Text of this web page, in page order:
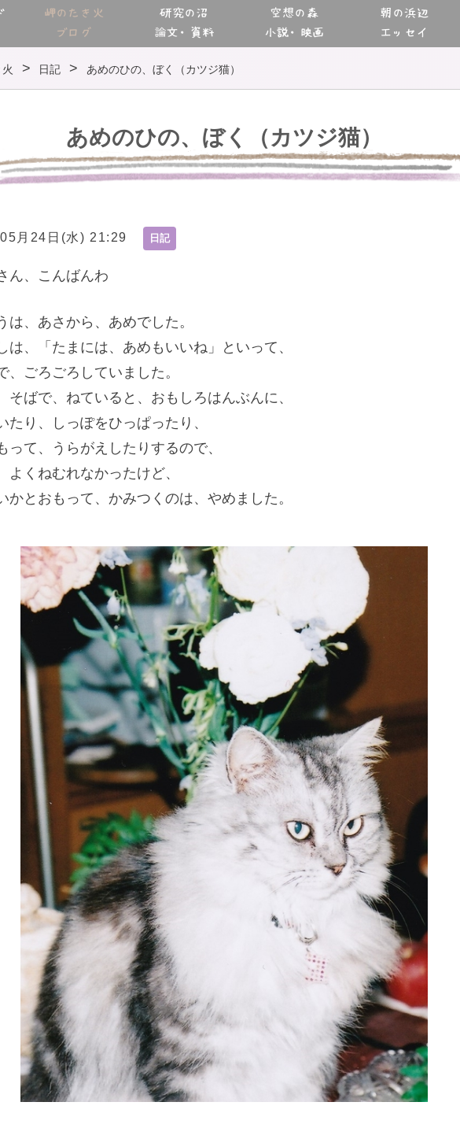
岬のたき火
ブログ
研究の沼
論文・資料
空想の森
小説・映画
朝の浜辺
エッセイ
日記 あめのひの、ぼく（カツジ猫）
あめのひの、ぼく（カツジ猫）
月24日(水) 21:29 日記
ん、こんばんわ
は、あさから、あめでした。
は、「たまには、あめもいいね」といって、
、ごろごろしていました。
そばで、ねていると、おもしろはんぶんに、
たり、しっぽをひっぱったり、
って、うらがえしたりするので、
よくねむれなかったけど、
かとおもって、かみつくのは、やめました。